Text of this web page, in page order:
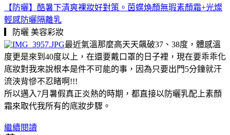
【防曬】酷暑下清爽裸妝好對策。茵蝶煥顏無瑕素顏霜+光燦
輕感防曬隔離乳
▎防曬 美容彩妝
最近氣溫那麼高天天飆破37、38度，體感溫
度更是來到40度以上，在還要戴口罩的日子裡，現在要乖乖化
底妝對我來說根本是件不可能的事，因為只要出門5分鐘就汗
流浹背慘不忍睹啊!!!
所以邁入7月暑假真正炎熱的時期，都直接以防曬乳配上素顏
霜來取代我所有的底妝步驟。
繼續閱讀